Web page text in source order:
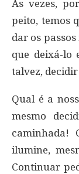
Às vezes,
peito, temos
dar os
que deixá-
talvez,
Qual é a
mesmo
caminhada!
ilumine,
Continuar